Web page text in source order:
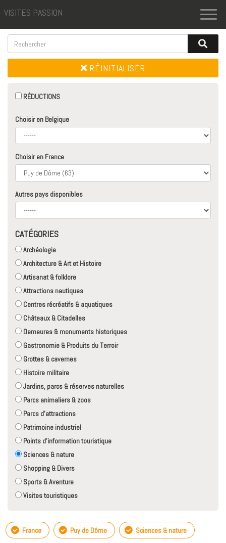
VISITES PASSION
RÉINITIALISER
RÉDUCTIONS
Choisir en Belgique
Choisir en France
Autres pays disponibles
CATÉGORIES
Archéologie
Architecture & Art et Histoire
Artisanat & folklore
Attractions nautiques
Centres récréatifs & aquatiques
Châteaux & Citadelles
Demeures & monuments historiques
Gastronomie & Produits du Terroir
Grottes & cavernes
Histoire militaire
Jardins, parcs & réserves naturelles
Parcs animaliers & zoos
Parcs d'attractions
Patrimoine industriel
Points d'information touristique
Sciences & nature
Shopping & Divers
Sports & Aventure
Visites touristiques
France Puy de Dôme Sciences & nature